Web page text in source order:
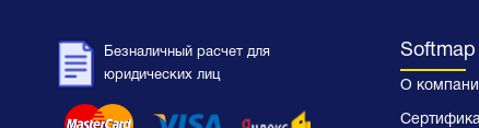
Безналичный расчет для
юридических лиц
Softmap
О